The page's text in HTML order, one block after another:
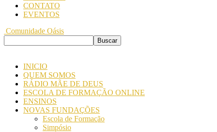
CONTATO
EVENTOS
Comunidade Oásis
INICIO
QUEM SOMOS
RÁDIO MÃE DE DEUS
ESCOLA DE FORMAÇÃO ONLINE
ENSINOS
NOVAS FUNDAÇÕES
Escola de Formação
Simpósio